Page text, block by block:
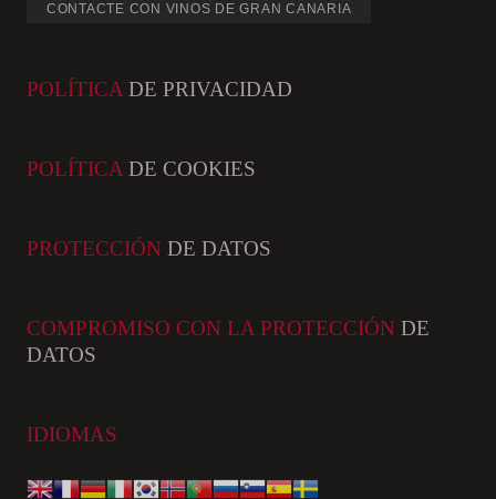
CONTACTE CON VINOS DE GRAN CANARIA
POLÍTICA DE PRIVACIDAD
POLÍTICA DE COOKIES
PROTECCIÓN DE DATOS
COMPROMISO CON LA PROTECCIÓN DE
DATOS
IDIOMAS